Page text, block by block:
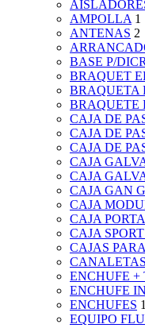
AMPOLLA 1
ANTENAS 2
BASE P/
BRAQUET
BRAQUETA
BRAQUETE
CAJA DE
CAJA DE
CAJA DE
CAJA
CAJA
CAJA GAN
CAJA
CAJA
CAJA
CAJAS
CANALETAS
ENCHUFE +
ENCHUFE
ENCHUFES
EQUIPO